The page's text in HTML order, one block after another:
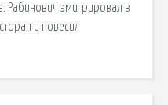
Рабинович эмигрировал в
и повесил